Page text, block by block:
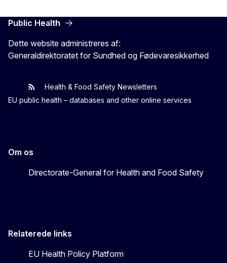
Public Health
Dette website administreres af:
Generaldirektoratet for Sundhed og Fødevaresikkerhed
EU One Health
Latest updates
Health & Food Safety Newsletters
EU public health – databases and other online services
Om os
Directorate-General for Health and Food Safety
Relaterede links
EU Health Policy Platform